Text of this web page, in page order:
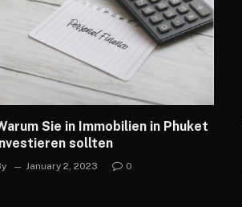
Sie in Immobilien in Phuket
sollten
January 2, 2023 0